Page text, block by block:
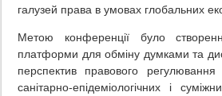
галузей права в умовах глобальних
Метою конференції було
платформи для обміну думками та
перспектив правового регулювання
санітарно-епідеміологічних і